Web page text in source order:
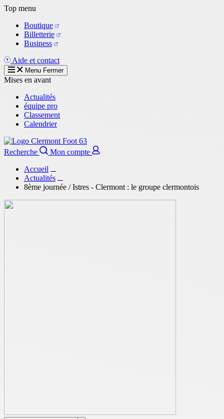
Aller
contenu
principal
Top menu
Boutique
Billetterie
Business
Aide et contact
Menu Fermer
Mises en avant
Actualités
équipe pro
Classement
Calendrier
Recherche
Mon compte
Accueil
Actualités
8ème journée / Istres - Clermont : le groupe clermontois